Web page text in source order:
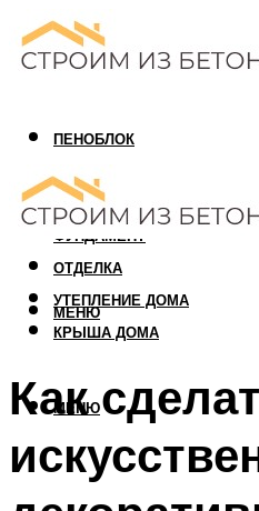
ПЕНОБЛОК
ГАЗОБЛОК
АРБОЛИТОВЫЙ БЛОК
ФУНДАМЕНТ
ОТДЕЛКА
УТЕПЛЕНИЕ ДОМА
КРЫША ДОМА
МЕНЮ
МЕНЮ
Как